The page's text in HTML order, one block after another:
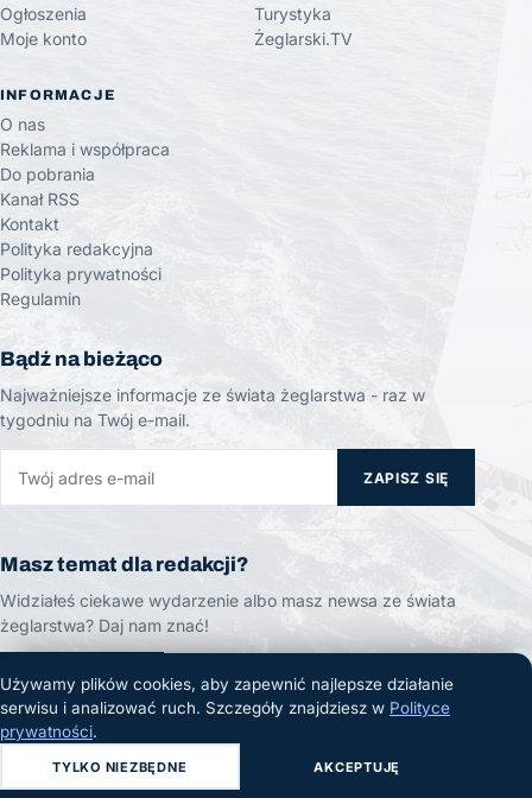
Ogłoszenia
Moje konto
Turystyka
Żeglarski.TV
INFORMACJE
O nas
Reklama i współpraca
Do pobrania
Kanał RSS
Kontakt
Polityka redakcyjna
Polityka prywatności
Regulamin
Bądź na bieżąco
Najważniejsze informacje ze świata żeglarstwa - raz w
tygodniu na Twój e-mail.
ZAPISZ SIĘ
Masz temat dla redakcji?
Widziałeś ciekawe wydarzenie albo masz newsa ze świata
żeglarstwa? Daj nam znać!
ZGŁOŚ TEMAT
© 2026 Żeglarski.info. Wszelkie prawa zastrzeżone.
Używamy plików cookies, aby zapewnić najlepsze działanie
serwisu i analizować ruch. Szczegóły znajdziesz w Polityce
prywatności.
TYLKO NIEZBĘDNE AKCEPTUJĘ